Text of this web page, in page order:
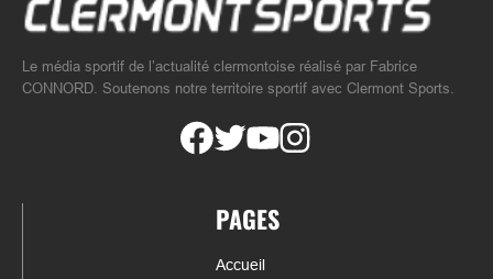
Le média sportif de l’actualité clermontoise réalisé par Fabrice
CONNORD. Soutenons notre territoire sportif avec Clermont Sports.
PAGES
Accueil